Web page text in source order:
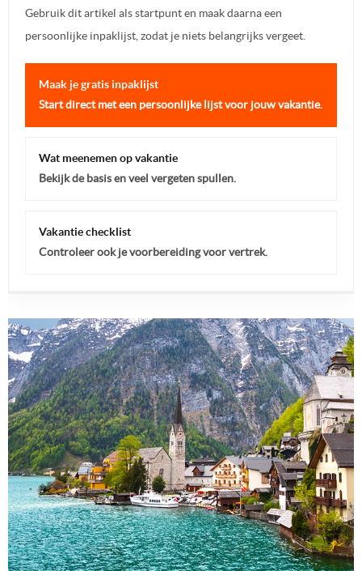
Gebruik dit artikel als startpunt en maak daarna een
persoonlijke inpaklijst, zodat je niets belangrijks vergeet.
Maak je gratis inpaklijst
Start direct met een persoonlijke lijst voor jouw vakantie.
Wat meenemen op vakantie
Bekijk de basis en veel vergeten spullen.
Vakantie checklist
Controleer ook je voorbereiding voor vertrek.